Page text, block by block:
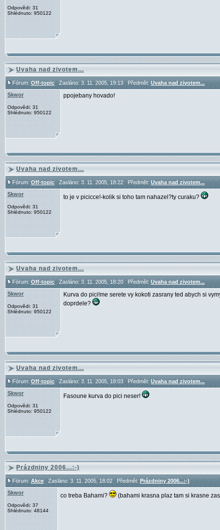
Odpovědi: 31
Shlédnuto: 950122
Uvaha nad zivotem...
Fórum:Off-topicZasláno: 3. 11. 2005, 19:13 Předmět: Uvaha nad zivotem...
Skwor
Odpovědi: 31
Shlédnuto: 950122
ppojebany hovado!
Uvaha nad zivotem...
Fórum:Off-topicZasláno: 3. 11. 2005, 18:22 Předmět: Uvaha nad zivotem...
Skwor
Odpovědi: 31
Shlédnuto: 950122
to je v picicce!-kolik si toho tam nahazel?ty curaku?
Uvaha nad zivotem...
Fórum:Off-topicZasláno: 3. 11. 2005, 18:20 Předmět: Uvaha nad zivotem...
Skwor
Odpovědi: 31
Shlédnuto: 950122
Kurva do pici!me serete vy kokoti zasrany ted abych si
doprdele?
Uvaha nad zivotem...
Fórum:Off-topicZasláno: 3. 11. 2005, 18:03 Předmět: Uvaha nad zivotem...
Skwor
Odpovědi: 31
Shlédnuto: 950122
Fasoune kurva do pici neser!
Prázdniny 2006...:-)
Fórum:AkceZasláno: 3. 11. 2005, 18:02 Předmět: Prázdniny 2006...:-)
Skwor
Odpovědi: 37
Shlédnuto: 48144
co treba Bahami? (bahami krasna plaz tam si krasne